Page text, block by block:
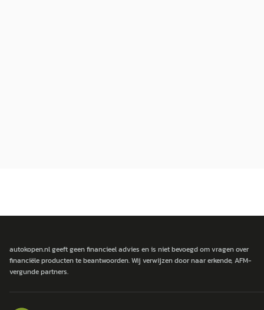
autokopen.nl geeft geen financieel advies en is niet bevoegd om vragen over
financiële producten te beantwoorden. Wij verwijzen door naar erkende, AFM-
vergunde partners.